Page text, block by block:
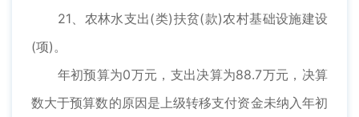
21、农林水支出(类)扶贫(款)农村基础设施建设
(项)。
年初预算为0万元，支出决算为88.7万元，决算
数大于预算数的原因是上级转移支付资金未纳入年初